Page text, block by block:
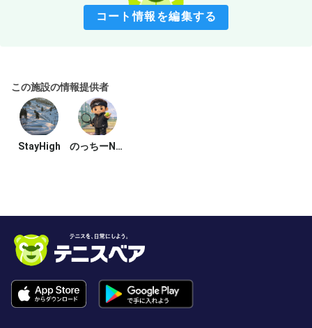
コート情報を編集する
この施設の情報提供者
StayHigh のっちーNoriman